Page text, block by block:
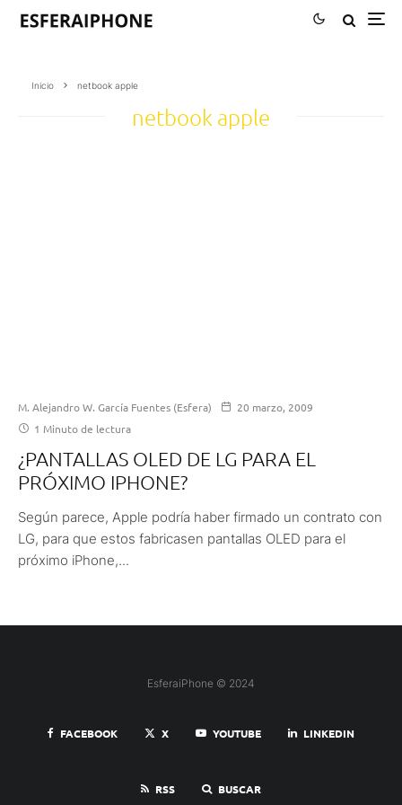
Inicio netbook apple
netbook apple
M. Alejandro W. García Fuentes (Esfera)
20 marzo, 2009
1 Minuto de lectura
¿PANTALLAS OLED DE LG PARA EL
PRÓXIMO IPHONE?
Según parece, Apple podría haber firmado un contrato con
LG, para que estos fabricasen pantallas OLED para el
próximo iPhone,...
EsferaiPhone © 2024
FACEBOOK X YOUTUBE LINKEDIN
RSS BUSCAR